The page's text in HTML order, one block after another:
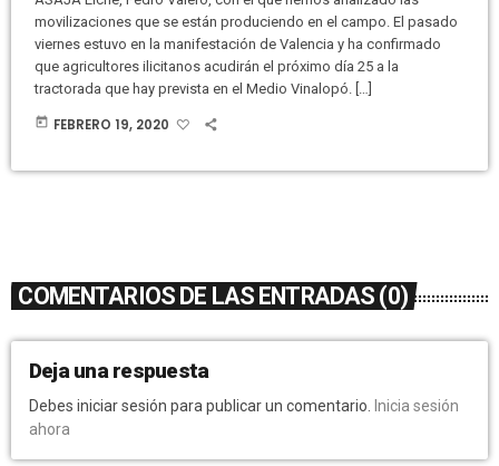
movilizaciones que se están produciendo en el campo. El pasado
viernes estuvo en la manifestación de Valencia y ha confirmado
que agricultores ilicitanos acudirán el próximo día 25 a la
tractorada que hay prevista en el Medio Vinalopó. […]
today FEBRERO 19, 2020
COMENTARIOS DE LAS ENTRADAS (0)
Deja una respuesta
Debes iniciar sesión para publicar un comentario.
Inicia sesión
ahora